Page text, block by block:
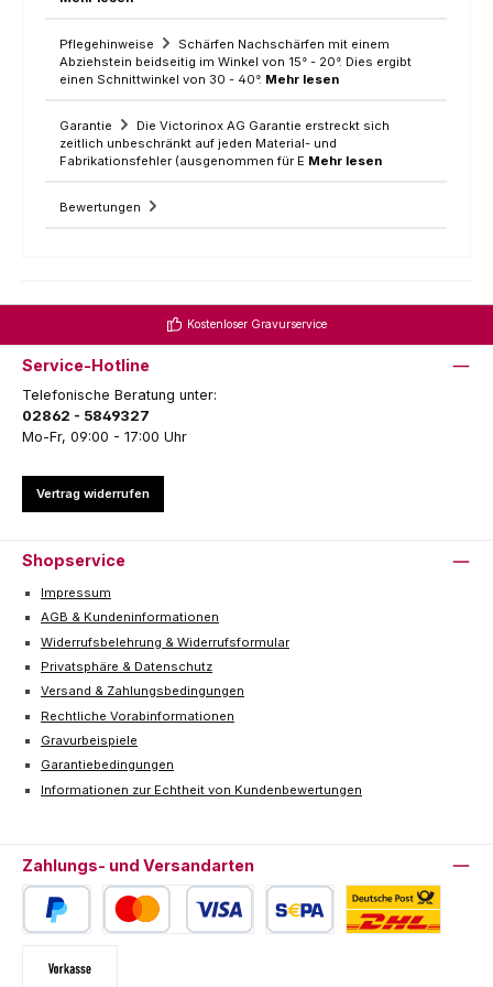
Pflegehinweise
Schärfen Nachschärfen mit einem
Abziehstein beidseitig im Winkel von 15° - 20°. Dies ergibt
einen Schnittwinkel von 30 - 40°. Mehr lesen
Garantie
Die Victorinox AG Garantie erstreckt sich
zeitlich unbeschränkt auf jeden Material- und
Fabrikationsfehler (ausgenommen für E Mehr lesen
Bewertungen
Kostenloser Gravurservice
Service-Hotline
Telefonische Beratung unter:
02862 - 5849327
Mo-Fr, 09:00 - 17:00 Uhr
Vertrag widerrufen
Shopservice
Impressum
AGB & Kundeninformationen
Widerrufsbelehrung & Widerrufsformular
Privatsphäre & Datenschutz
Versand & Zahlungsbedingungen
Rechtliche Vorabinformationen
Gravurbeispiele
Garantiebedingungen
Informationen zur Echtheit von Kundenbewertungen
Zahlungs- und Versandarten